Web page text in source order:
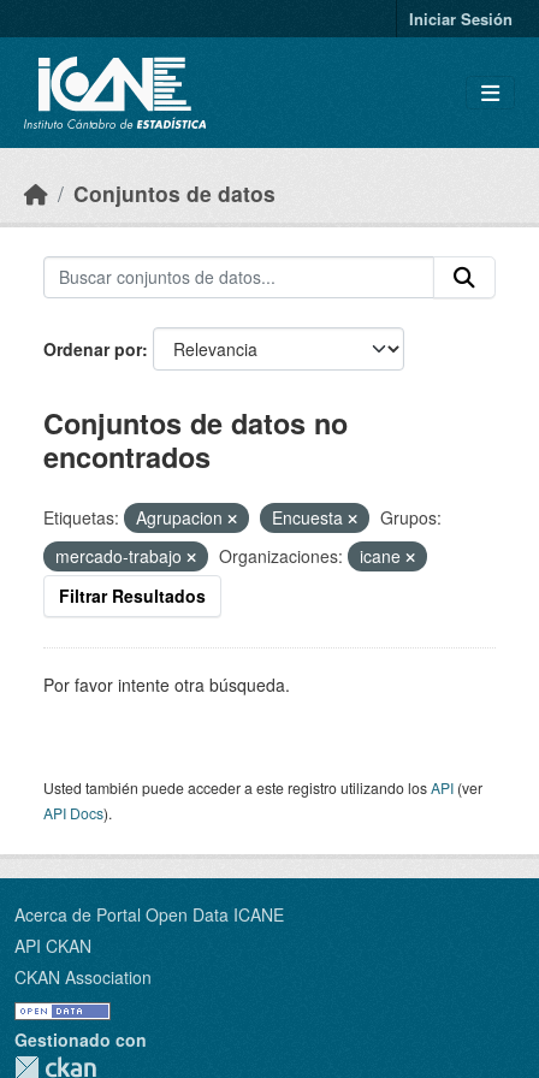
Iniciar Sesión
Conjuntos de datos
Ordenar por
Conjuntos de datos no
encontrados
Etiquetas: Agrupacion Encuesta
Grupos:
mercado-trabajo
Organizaciones:
icane
Filtrar Resultados
Por favor intente otra búsqueda.
Usted también puede acceder a este registro utilizando losAPI (ver
API Docs).
Acerca de Portal Open Data ICANE
API CKAN
CKAN Association
Gestionado con